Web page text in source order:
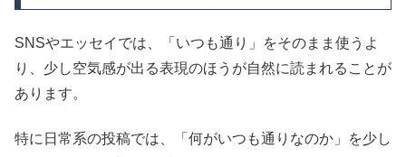
SNSやエッセイでは、「いつも通り」をそのまま使うよ
り、少し空気感が出る表現のほうが自然に読まれることが
あります。
特に日常系の投稿では、「何がいつも通りなのか」を少し